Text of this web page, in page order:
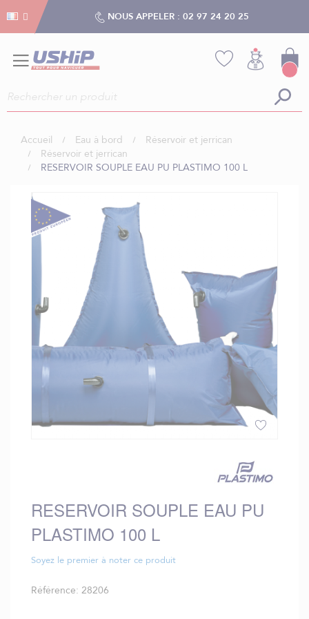
NOUS APPELER : 02 97 24 20 25
Accueil Eau à bord
Réservoir et jerrican
Réservoir et jerrican
RESERVOIR SOUPLE EAU PU PLASTIMO 100 L
Skip
to
the
end
gallery
of
the
images
RESERVOIR SOUPLE EAU PU
PLASTIMO 100 L
Soyez le premier à noter ce produit
Référence 28206
Gestion des cookies
Gestion des cookies